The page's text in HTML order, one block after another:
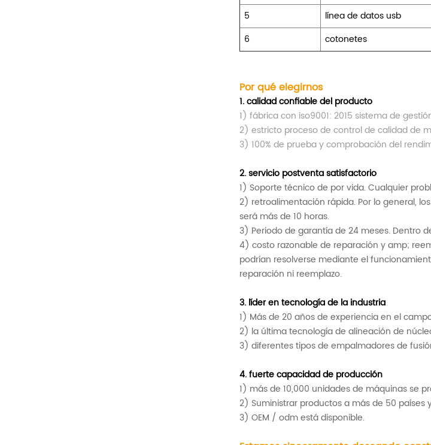
5
línea de datos usb
6
cotonetes
Por qué elegirnos
1.calidad confiable del producto
1) fábrica con iso9001: 2015 sistema de
2) estricto proceso de control de calidad de
3) 100% de prueba y comprobación del
2.servicio postventa satisfactorio
1) Soporte técnico de por vida.Cualquier
2) retroalimentación rápida. Por lo general,
será más de 10 horas.
3) Periodo de garantía de 24 meses. Dentro
4) costo razonable de reparación y amp;
podrían resolverse mediante el
reparación ni reemplazo.
3.líder en tecnología de la industria
1) Más de 20 años de experiencia en el
2) la última tecnología de alineación de
3) diferentes tipos de empalmadores de
4.fuerte capacidad de producción
1) más de 10,000 unidades de máquinas se
2) Suministrar productos a más de 50 países
3) OEM / odm está disponible.